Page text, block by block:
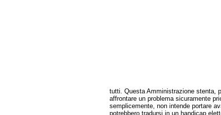
tutti. Questa Amministrazione stenta,
affrontare un problema sicuramente
semplicemente, non intende portare
potrebbero tradursi in un handicap